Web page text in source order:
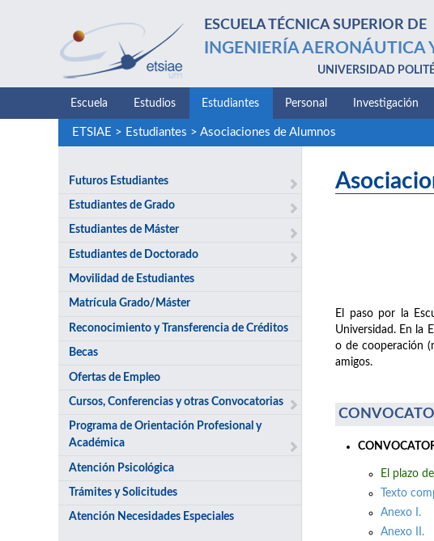
ESCUELA TÉCNICA SUPERIOR DE
INGENIERÍA AERONÁUTICA
UNIVERSIDAD
Escuela Estudios Estudiantes Personal Investigación
ETSIAE > Estudiantes > Asociaciones de Alumnos
Futuros Estudiantes
Estudiantes de Grado
Estudiantes de Máster
Estudiantes de Doctorado
Movilidad de Estudiantes
Matrícula Grado/Máster
Reconocimiento y Transferencia de Créditos
Becas
Ofertas de Empleo
Cursos, Conferencias y otras Convocatorias
Programa de Orientación Profesional y
Académica
Atención Psicológica
Trámites y Solicitudes
Atención Necesidades Especiales
El paso por la
Universidad. En la
o de cooperación
amigos.
El plazo
Texto
Anexo I.
Anexo II.